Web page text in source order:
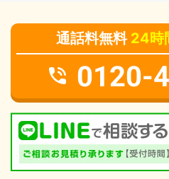
通話料無料 24時
0120-